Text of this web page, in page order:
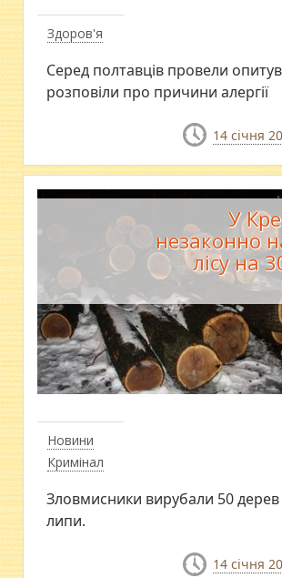
Здоров'я
Серед полтавців провели
розповіли про причини алергії
14 січня
Новини
Кримінал
У
незаконно
лісу на
​Зловмисники вирубали 50 дерев
липи.
14 січня